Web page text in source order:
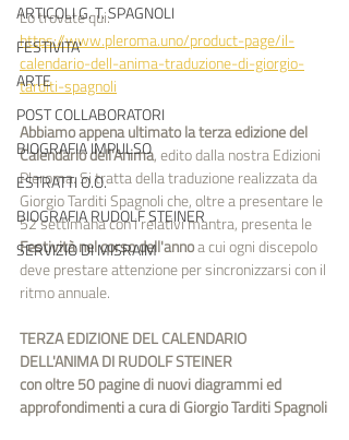
ARTICOLI G. T. SPAGNOLI
FESTIVITA'
ARTE
POST COLLABORATORI
BIOGRAFIA IMPULSO
ESTRATTI O.O.
BIOGRAFIA RUDOLF STEINER
SERVIZIO DI MISRAIM
Lo trovate qui:
https://www.pleroma.uno/product-page/il-
calendario-dell-anima-traduzione-di-giorgio-
tarditi-spagnoli
Abbiamo appena ultimato la terza edizione del
Calendario dell'Anima, edito dalla nostra Edizioni
Pleroma. Si tratta della traduzione realizzata da
Giorgio Tarditi Spagnoli che, oltre a presentare le
52 settimana con i relativi mantra, presenta le
Festività nel corso dell'anno a cui ogni discepolo
deve prestare attenzione per sincronizzarsi con il
ritmo annuale.
TERZA EDIZIONE DEL CALENDARIO
DELL'ANIMA DI RUDOLF STEINER
con oltre 50 pagine di nuovi diagrammi ed
approfondimenti a cura di Giorgio Tarditi Spagnoli